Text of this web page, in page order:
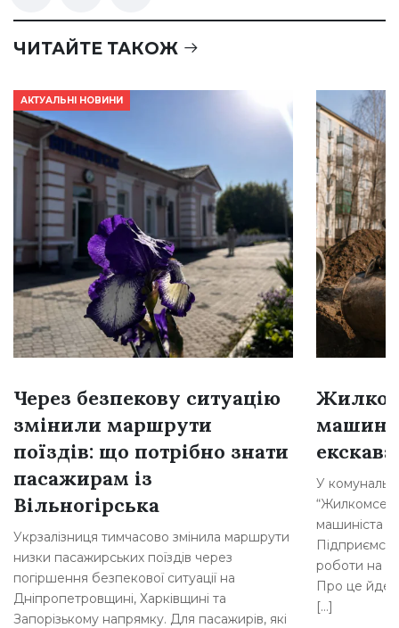
ЧИТАЙТЕ ТАКОЖ
АКТУАЛЬНІ НОВИНИ
Через безпекову ситуацію
змінили маршрути
поїздів: що потрібно знати
пасажирам із
Вільногірська
Укрзалізниця тимчасово змінила маршрути
низки пасажирських поїздів через
погіршення безпекової ситуації на
Дніпропетровщині, Харківщині та
Запорізькому напрямку. Для пасажирів, які
У
машиніста
роботи на
Про це
[…]